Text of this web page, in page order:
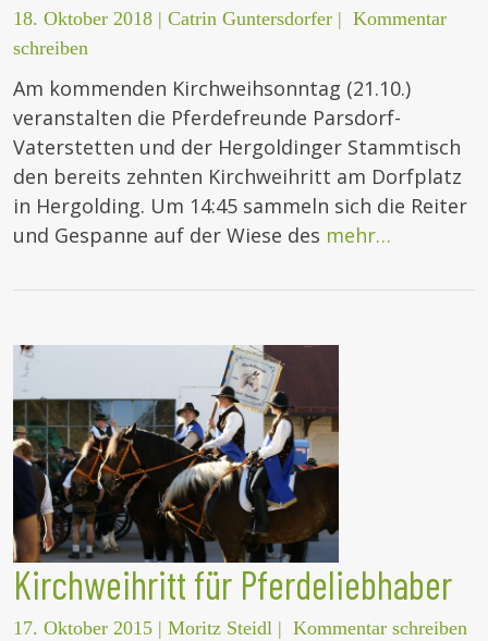
18. Oktober 2018 | Catrin Guntersdorfer | Kommentar
schreiben
Am kommenden Kirchweihsonntag (21.10.)
veranstalten die Pferdefreunde Parsdorf-
Vaterstetten und der Hergoldinger Stammtisch
den bereits zehnten Kirchweihritt am Dorfplatz
in Hergolding. Um 14:45 sammeln sich die Reiter
und Gespanne auf der Wiese des mehr…
Kirchweihritt für Pferdeliebhaber
17. Oktober 2015 | Moritz Steidl | Kommentar schreiben